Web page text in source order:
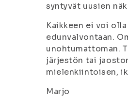
syntyvät uusien
Kaikkeen ei voi
edunvalvontaan.
unohtumattoman.
järjestön tai
mielenkiintoisen,
Marjo